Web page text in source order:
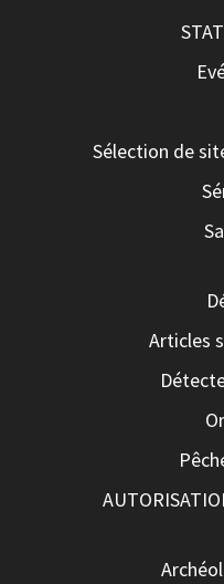
Sélection de
Articles